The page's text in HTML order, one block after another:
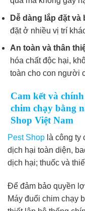
Dễ dàng lắp đặt và
đặt ở nhiều vị trí
An toàn và thân
hóa chất độc hại,
toàn cho con người
Cam kết và
chim chạy bằng
Shop Việt Nam
Pest Shop là công ty
dịch hại toàn diện,
dịch hại; thuốc và
Để đảm bảo quyền
Máy đuổi chim chạy